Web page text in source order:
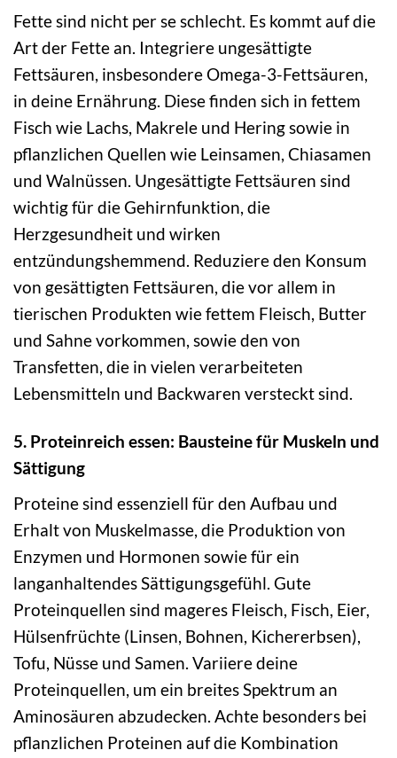
Fette sind nicht per se schlecht. Es kommt auf die
Art der Fette an. Integriere ungesättigte
Fettsäuren, insbesondere Omega-3-Fettsäuren,
in deine Ernährung. Diese finden sich in fettem
Fisch wie Lachs, Makrele und Hering sowie in
pflanzlichen Quellen wie Leinsamen, Chiasamen
und Walnüssen. Ungesättigte Fettsäuren sind
wichtig für die Gehirnfunktion, die
Herzgesundheit und wirken
entzündungshemmend. Reduziere den Konsum
von gesättigten Fettsäuren, die vor allem in
tierischen Produkten wie fettem Fleisch, Butter
und Sahne vorkommen, sowie den von
Transfetten, die in vielen verarbeiteten
Lebensmitteln und Backwaren versteckt sind.
5. Proteinreich essen: Bausteine für Muskeln und
Sättigung
Proteine sind essenziell für den Aufbau und
Erhalt von Muskelmasse, die Produktion von
Enzymen und Hormonen sowie für ein
langanhaltendes Sättigungsgefühl. Gute
Proteinquellen sind mageres Fleisch, Fisch, Eier,
Hülsenfrüchte (Linsen, Bohnen, Kichererbsen),
Tofu, Nüsse und Samen. Variiere deine
Proteinquellen, um ein breites Spektrum an
Aminosäuren abzudecken. Achte besonders bei
pflanzlichen Proteinen auf die Kombination